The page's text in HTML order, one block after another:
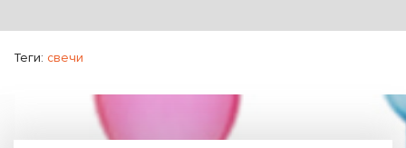
Теги: свечи